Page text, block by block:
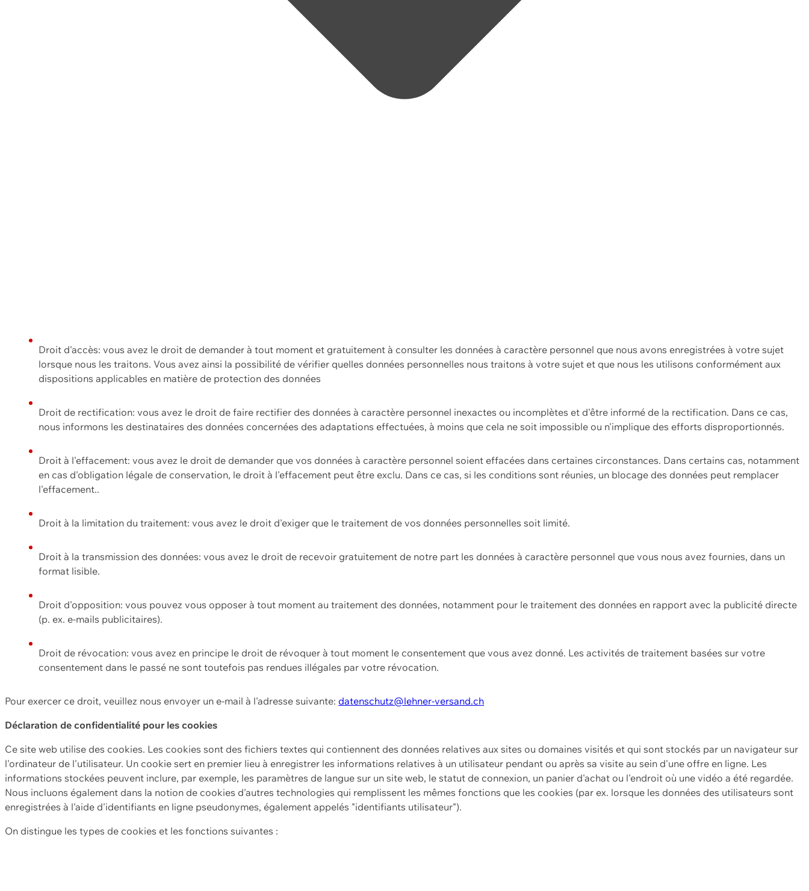
Droit d'accès: vous avez le droit de demander à tout moment et gratuitement à consulter les données à caractère personnel que nous avons enregistrées à votre sujet
lorsque nous les traitons. Vous avez ainsi la possibilité de vérifier quelles données personnelles nous traitons à votre sujet et que nous les utilisons conformément aux
dispositions applicables en matière de protection des données
Droit de rectification: vous avez le droit de faire rectifier des données à caractère personnel inexactes ou incomplètes et d'être informé de la rectification. Dans ce cas,
nous informons les destinataires des données concernées des adaptations effectuées, à moins que cela ne soit impossible ou n'implique des efforts disproportionnés.
Droit à l'effacement: vous avez le droit de demander que vos données à caractère personnel soient effacées dans certaines circonstances. Dans certains cas, notamment
en cas d'obligation légale de conservation, le droit à l'effacement peut être exclu. Dans ce cas, si les conditions sont réunies, un blocage des données peut remplacer
l'effacement..
Droit à la limitation du traitement: vous avez le droit d'exiger que le traitement de vos données personnelles soit limité.
Droit à la transmission des données: vous avez le droit de recevoir gratuitement de notre part les données à caractère personnel que vous nous avez fournies, dans un
format lisible.
Droit d'opposition: vous pouvez vous opposer à tout moment au traitement des données, notamment pour le traitement des données en rapport avec la publicité directe
(p. ex. e-mails publicitaires).
Droit de révocation: vous avez en principe le droit de révoquer à tout moment le consentement que vous avez donné. Les activités de traitement basées sur votre
consentement dans le passé ne sont toutefois pas rendues illégales par votre révocation.
Pour exercer ce droit, veuillez nous envoyer un e-mail à l'adresse suivante: datenschutz@lehner-versand.ch
Déclaration de confidentialité pour les cookies
Ce site web utilise des cookies. Les cookies sont des fichiers textes qui contiennent des données relatives aux sites ou domaines visités et qui sont stockés par un navigateur sur
l'ordinateur de l'utilisateur. Un cookie sert en premier lieu à enregistrer les informations relatives à un utilisateur pendant ou après sa visite au sein d'une offre en ligne. Les
informations stockées peuvent inclure, par exemple, les paramètres de langue sur un site web, le statut de connexion, un panier d'achat ou l'endroit où une vidéo a été regardée.
Nous incluons également dans la notion de cookies d'autres technologies qui remplissent les mêmes fonctions que les cookies (par ex. lorsque les données des utilisateurs sont
enregistrées à l'aide d'identifiants en ligne pseudonymes, également appelés "identifiants utilisateur").
On distingue les types de cookies et les fonctions suivantes :